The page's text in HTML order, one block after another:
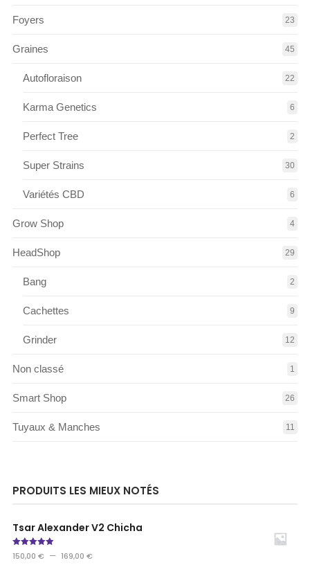
Foyers 23
Graines 45
Autofloraison 22
Karma Genetics 6
Perfect Tree 2
Super Strains 30
Variétés CBD 6
Grow Shop 4
HeadShop 29
Bang 2
Cachettes 9
Grinder 12
Non classé 1
Smart Shop 26
Tuyaux & Manches 11
PRODUITS LES MIEUX NOTÉS
Tsar Alexander V2 Chicha
Note5.00
sur 5
150,00 € – 169,00 €